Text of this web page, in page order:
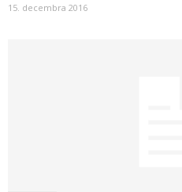
15. decembra 2016